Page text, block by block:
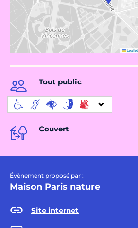
Leaflet
Tout public
Couvert
Évènement proposé par :
Maison Paris nature
Site internet